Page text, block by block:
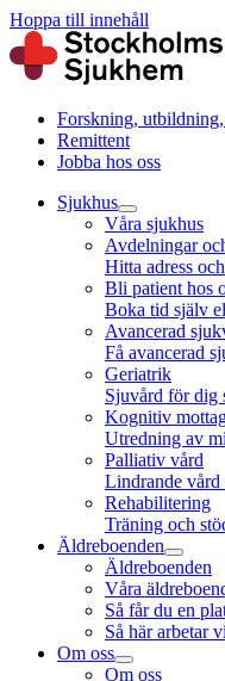
Hoppa till innehåll
Forskning,
Remittent
Jobba hos oss
Sjukhus
Våra sjukhus
Avdelningar
Hitta adress
Bli patient hos
Boka tid själv
Avancerad
Få avancerad
Geriatrik
Sjuvård för dig
Kognitiv
Utredning av
Palliativ vård
Lindrande
Rehabilitering
Träning och
Äldreboenden
Äldreboenden
Våra
Så får du en
Så här arbetar vi
Om oss
Om oss